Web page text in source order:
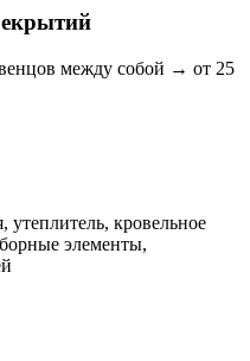
между собой → от 25
утеплитель, кровельное
элементы,